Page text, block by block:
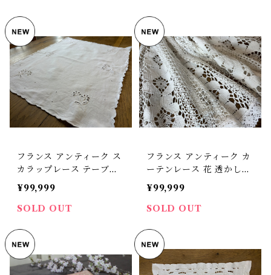
フランス アンティーク ス
カラップレース テーブル
センター ホワイトワーク
【D-240】
¥99,999
SOLD OUT
フランス アンティーク カ
ーテンレース 花 透かし編
¥99,999
SOLD OUT